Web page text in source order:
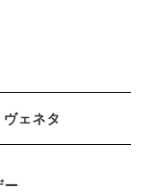
ェネタ
ー